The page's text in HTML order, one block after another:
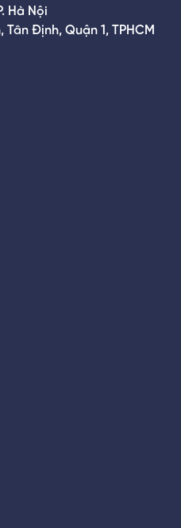
Hà Nội
Định, Quận 1, TPHCM